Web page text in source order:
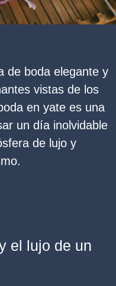
de boda elegante y
vistas de los
en yate es una
un día inolvidable
de lujo y
el lujo de un